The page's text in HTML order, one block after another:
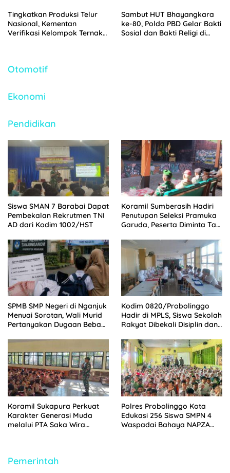
Tingkatkan Produksi Telur
Nasional, Kementan
Verifikasi Kelompok Ternak
Sambut HUT Bhayangkara
ke-80, Polda PBD Gelar Bakti
Sosial dan Bakti Religi di
Otomotif
Ekonomi
Pendidikan
Siswa SMAN 7 Barabai Dapat
Pembekalan Rekrutmen TNI
AD dari Kodim 1002/HST
Koramil Sumberasih Hadiri
Penutupan Seleksi Pramuka
Garuda, Peserta Diminta Tak
SPMB SMP Negeri di Nganjuk
Menuai Sorotan, Wali Murid
Pertanyakan Dugaan Beban
Pengawasan Dinas
Pendidikan
Kodim 0820/Probolinggo
Hadir di MPLS, Siswa Sekolah
Rakyat Dibekali Disiplin dan
Koramil Sukapura Perkuat
Karakter Generasi Muda
melalui PTA Saka Wira
Polres Probolinggo Kota
Edukasi 256 Siswa SMPN 4
Waspadai Bahaya NAPZA
Pemerintah